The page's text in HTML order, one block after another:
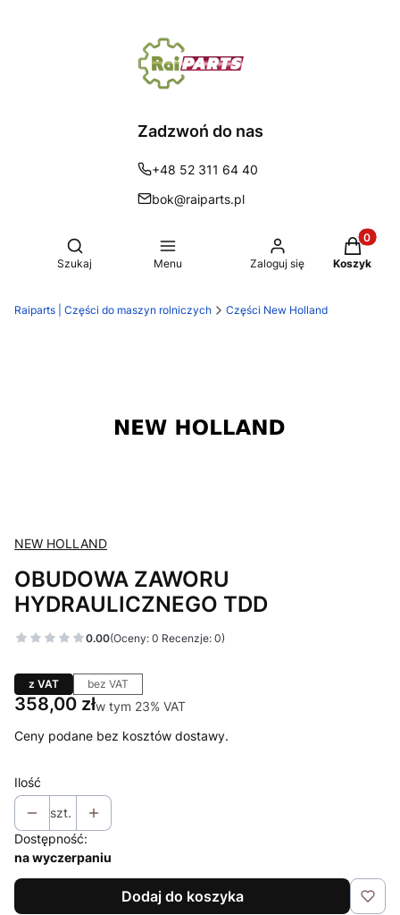
Zadzwoń do nas
+48 52 311 64 40
bok@raiparts.pl
Otwórz wyszukiwarkę
Szukaj Menu Zaloguj się Koszyk
Raiparts | Części do maszyn rolniczych Części New Holland
NEW HOLLAND
OBUDOWA ZAWORU
HYDRAULICZNEGO TDD
0.00(Oceny: 0 Recenzje: 0)
z VAT bez VAT
Cena
358,00 złw tym 23% VAT
w tym 23% VAT
Ceny podane bez kosztów dostawy.
Ilość
szt.
Dostępność:
na wyczerpaniu
Dodaj do koszyka